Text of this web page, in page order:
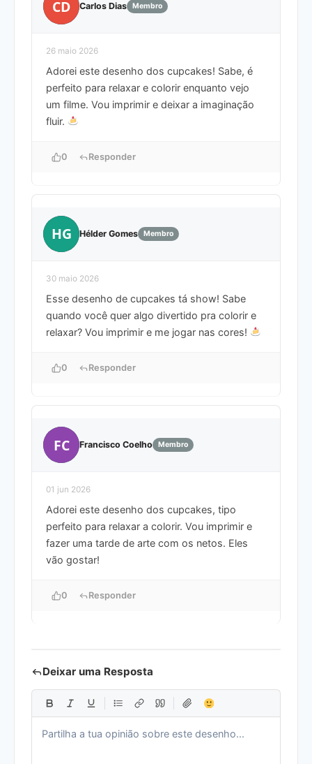
CD Carlos Dias Membro
26 maio 2026
Adorei este desenho dos cupcakes! Sabe, é
perfeito para relaxar e colorir enquanto vejo
um filme. Vou imprimir e deixar a imaginação
fluir.
0 Responder
HG Hélder Gomes Membro
30 maio 2026
Esse desenho de cupcakes tá show! Sabe
quando você quer algo divertido pra colorir e
relaxar? Vou imprimir e me jogar nas cores!
0 Responder
FC Francisco Coelho Membro
01 jun 2026
Adorei este desenho dos cupcakes, tipo
perfeito para relaxar a colorir. Vou imprimir e
fazer uma tarde de arte com os netos. Eles
vão gostar!
0 Responder
Deixar uma Resposta